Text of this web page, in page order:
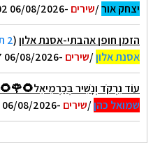
יצחק אור/שירים -06/08/2026 10:02
הזמן חופן אהבתי-אסנת אלון(2 תגובות
אסנת אלון/שירים -06/08/2026 07:27
עוֹד נִרְקֹד וְנָשִׁיר בְּכַרְמִיאֵל🌻🌹🌻
שמואל כהן/שירים -06/08/2026 07:23